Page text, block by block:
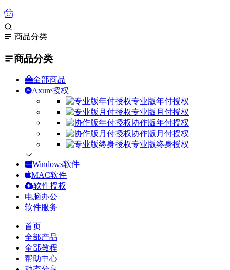
商品分类
商品分类
全部商品
Axure授权
专业版年付授权
专业版月付授权
协作版年付授权
协作版月付授权
专业版终身授权
Windows软件
MAC软件
软件授权
电脑办公
软件服务
首页
全部产品
全部教程
帮助中心